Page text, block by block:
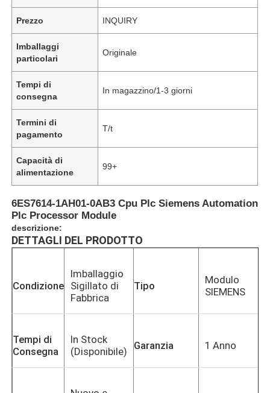
Prezzo INQUIRY
Imballaggi
particolari
Originale
Tempi di
consegna
In magazzino/1-3 giorni
Termini di
pagamento
T/t
Capacità di
alimentazione
99+
6ES7614-1AH01-0AB3 Cpu Plc Siemens Automation
Plc Processor Module
descrizione:
DETTAGLI DEL PRODOTTO
Condizione
Imballaggio
Sigillato di
Fabbrica
Tipo
Modulo
SIEMENS
Tempi di
Consegna
In Stock
(Disponibile)
Garanzia 1 Anno